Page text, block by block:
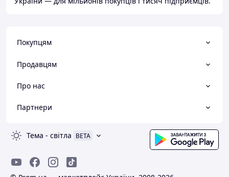
Покупцям
Продавцям
Про нас
Партнери
Тема - світла BETA